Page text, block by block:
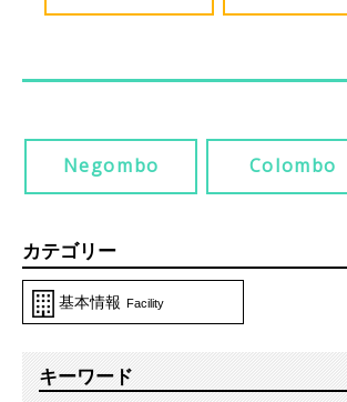
Negombo Colombo
カテゴリー
基本情報 Facility
キーワード